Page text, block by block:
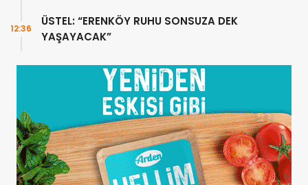
ÜSTEL: “ERENKÖY RUHU SONSUZA DEK
YAŞAYACAK”
12:36